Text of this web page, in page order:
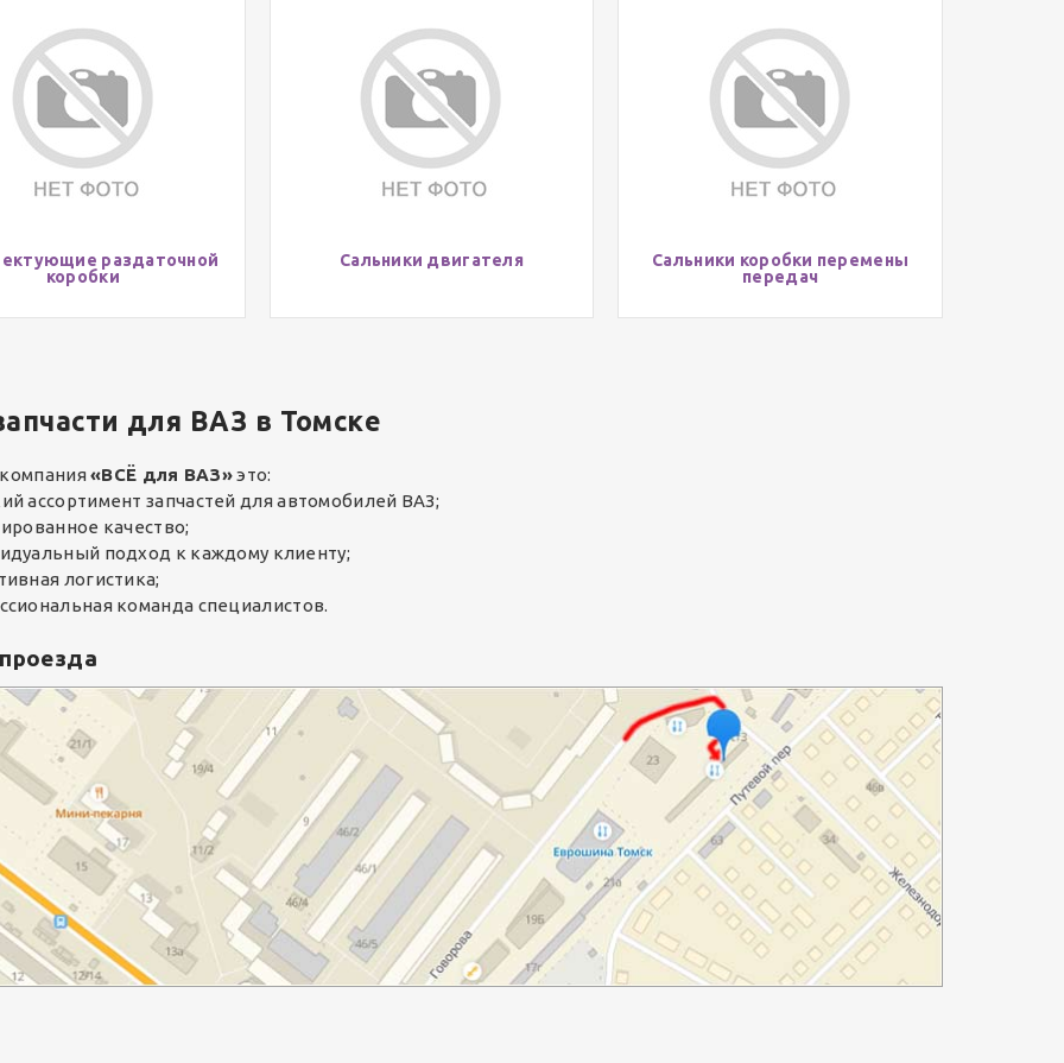
раздаточной
коробки
Сальники двигателя
Сальники коробки перемены
передач
для ВАЗ в Томске
«ВСЁ для ВАЗ»это:
ассортимент запчастей для автомобилей ВАЗ;
качество;
подход к каждому клиенту;
логистика;
команда специалистов.